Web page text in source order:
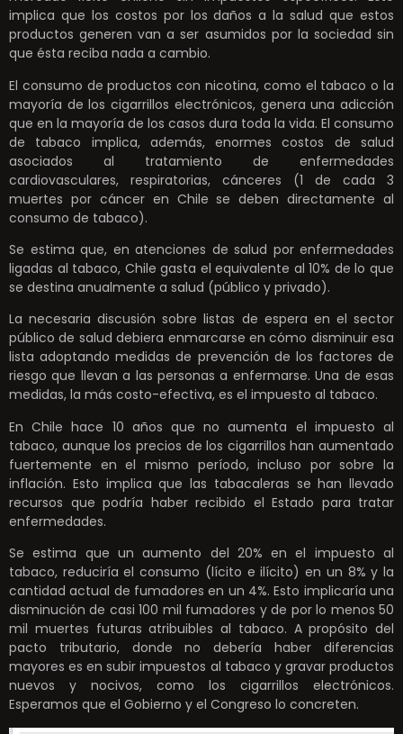
implica que los costos por los daños a la salud que estos
productos generen van a ser asumidos por la sociedad sin
que ésta reciba nada a cambio.
El consumo de productos con nicotina, como el tabaco o la
mayoría de los cigarrillos electrónicos, genera una adicción
que en la mayoría de los casos dura toda la vida. El consumo
de tabaco implica, además, enormes costos de salud
asociados al tratamiento de enfermedades
cardiovasculares, respiratorias, cánceres (1 de cada 3
muertes por cáncer en Chile se deben directamente al
consumo de tabaco).
Se estima que, en atenciones de salud por enfermedades
ligadas al tabaco, Chile gasta el equivalente al 10% de lo que
se destina anualmente a salud (público y privado).
La necesaria discusión sobre listas de espera en el sector
público de salud debiera enmarcarse en cómo disminuir esa
lista adoptando medidas de prevención de los factores de
riesgo que llevan a las personas a enfermarse. Una de esas
medidas, la más costo-efectiva, es el impuesto al tabaco.
En Chile hace 10 años que no aumenta el impuesto al
tabaco, aunque los precios de los cigarrillos han aumentado
fuertemente en el mismo período, incluso por sobre la
inflación. Esto implica que las tabacaleras se han llevado
recursos que podría haber recibido el Estado para tratar
enfermedades.
Se estima que un aumento del 20% en el impuesto al
tabaco, reduciría el consumo (lícito e ilícito) en un 8% y la
cantidad actual de fumadores en un 4%. Esto implicaría una
disminución de casi 100 mil fumadores y de por lo menos 50
mil muertes futuras atribuibles al tabaco. A propósito del
pacto tributario, donde no debería haber diferencias
mayores es en subir impuestos al tabaco y gravar productos
nuevos y nocivos, como los cigarrillos electrónicos.
Esperamos que el Gobierno y el Congreso lo concreten.